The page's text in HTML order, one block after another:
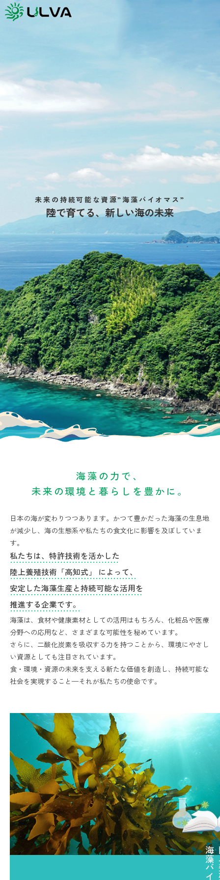
未来の持続可能な資源”海藻バイオマス”
陸で育てる、新しい海の未来
海藻の力で、
未来の環境と暮らしを豊かに。
日本の海が変わりつつあります。かつて豊かだった海藻の生息地
が減少し、海の生態系や私たちの食文化に影響を及ぼしていま
す。
私たちは、特許技術を活かした
陸上養殖技術「高知式」 によって、
安定した海藻生産と持続可能な活用を
推進する企業です。
海藻は、食材や健康素材としての活用はもちろん、化粧品や医療
分野への応用など、さまざまな可能性を秘めています。
さらに、二酸化炭素を吸収する力を持つことから、環境にやさし
い資源としても注目されています。
食・環境・資源の未来を支える新たな価値を創造し、持続可能な
社会を実現すること—それが私たちの使命です。